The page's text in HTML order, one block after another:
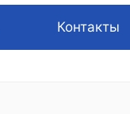
Контакты